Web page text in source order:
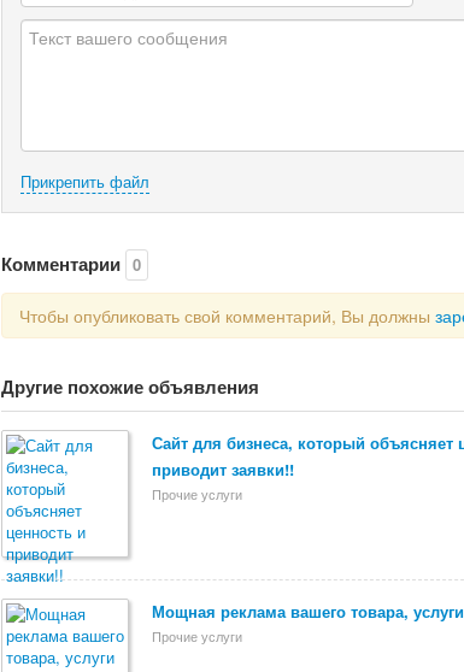
Прикрепить файл
Комментарии 0
Чтобы опубликовать свой комментарий, Вы должны
Другие похожие объявления
Сайт для бизнеса, который объясняет
приводит заявки!!
Прочие услуги
Мощная реклама вашего товара,
Прочие услуги